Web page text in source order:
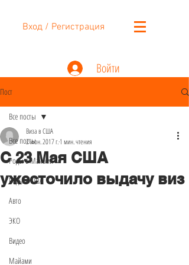
Вход / Регистрация
Войти
Пост
Все посты
Роды в Майами
Роды в США
Авто
ЭКО
Видео
Майами
Все посты
С 23 Мая США
ужесточило выдачу виз
Виза в США
2 июн. 2017 г.1 мин. чтения